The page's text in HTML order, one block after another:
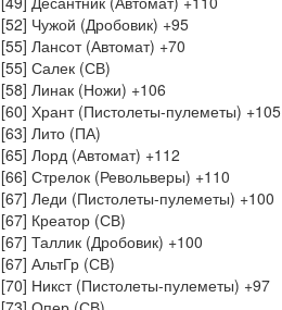
[52] Чужой (Дробовик) +95
[55] Лансот (Автомат) +70
[55] Салек (СВ)
[58] Линак (Ножи) +106
[60] Хрант (Пистолеты-пулеметы) +105
[63] Лито (ПА)
[65] Лорд (Автомат) +112
[66] Стрелок (Револьверы) +110
[67] Леди (Пистолеты-пулеметы) +100
[67] Креатор (СВ)
[67] Таллик (Дробовик) +100
[67] АльтГр (СВ)
[70] Никст (Пистолеты-пулеметы) +97